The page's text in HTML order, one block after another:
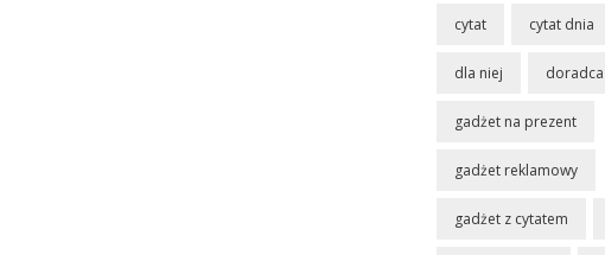
cytat cytat dnia
dla niej doradca
gadżet na prezent
gadżet reklamowy
gadżet z cytatem